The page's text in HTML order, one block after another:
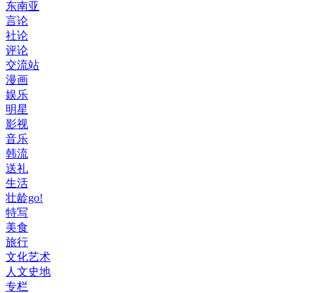
东南亚
言论
社论
评论
交流站
漫画
娱乐
明星
影视
音乐
韩流
送礼
生活
壮龄go!
特写
美食
旅行
文化艺术
人文史地
专栏